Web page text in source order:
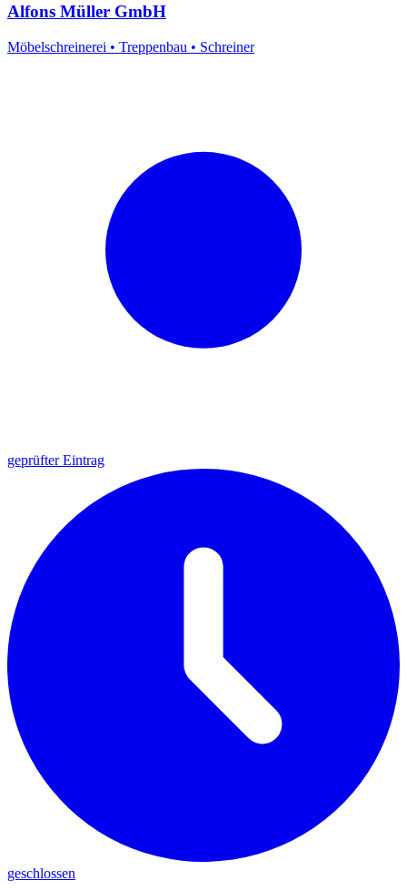
Alfons Müller GmbH
Möbelschreinerei • Treppenbau • Schreiner
geprüfter Eintrag
geschlossen